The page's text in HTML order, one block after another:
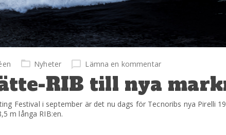
Nyheter Lämna en kommentar
RIB till nya
Festival i september är det nu dags för Tecnoribs nya Pirelli
m långa RIB:en.